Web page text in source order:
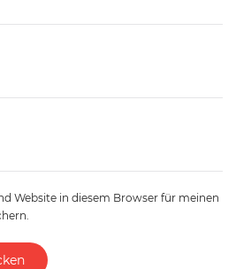
Website in diesem Browser für meinen